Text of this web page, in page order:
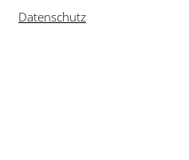
Datenschutz